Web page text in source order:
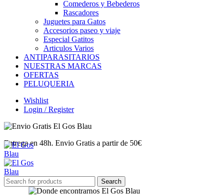
Comederos y Bebederos
Rascadores
Juguetes para Gatos
Accesorios paseo y viaje
Especial Gatitos
Articulos Varios
ANTIPARASITARIOS
NUESTRAS MARCAS
OFERTAS
PELUQUERIA
Wishlist
Login / Register
Entrega en 48h. Envio Gratis a partir de 50€
Search
for:
Search